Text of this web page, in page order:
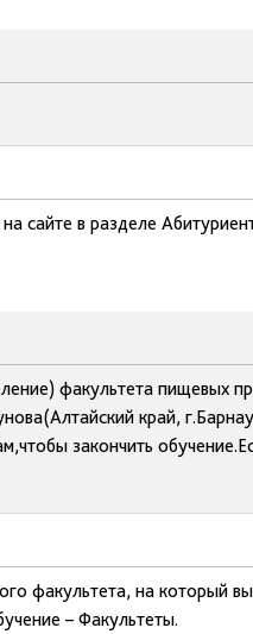
сайте в разделе
факультета пищевых
край,
закончить
факультета, на который вы
– Факультеты.